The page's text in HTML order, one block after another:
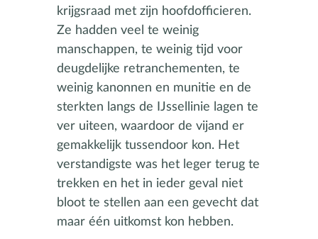
krijgsraad met zijn hoofdofficieren.
Ze hadden veel te weinig
manschappen, te weinig tijd voor
deugdelijke retranchementen, te
weinig kanonnen en munitie en de
sterkten langs de IJssellinie lagen te
ver uiteen, waardoor de vijand er
gemakkelijk tussendoor kon. Het
verstandigste was het leger terug te
trekken en het in ieder geval niet
bloot te stellen aan een gevecht dat
maar één uitkomst kon hebben.